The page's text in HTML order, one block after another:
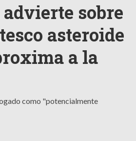
advierte sobre
asteroide
a la
como "potencialmente